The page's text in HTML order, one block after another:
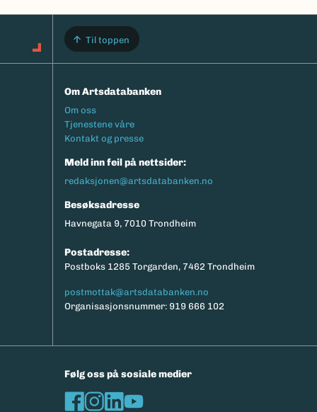
Til toppen
Om Artsdatabanken
Footermeny
Om oss
Tjenestene våre
Kontakt og presse
Meld inn feil på nettsider:
redaksjonen@artsdatabanken.no
Besøksadresse
Havnegata 9, 7010 Trondheim
Postadresse:
Postboks 1285 Torgarden, 7462 Trondheim
postmottak@artsdatabanken.no
Organisasjonsnummer: 919 666 102
Følg oss på sosiale medier